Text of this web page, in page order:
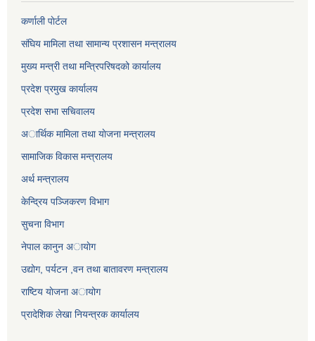
कर्णाली पाेर्टल
संघिय मामिला तथा सामान्य प्रशासन मन्त्रालय
मुख्य मन्त्री तथा मन्त्रिपरिषदको कार्यालय
प्रदेश प्रमुख कार्यालय
प्रदेश सभा सचिवालय
अार्थिक मामिला तथा याेजना मन्त्रालय
सामाजिक विकास मन्त्रालय
अर्थ मन्त्रालय
केन्द्रिय पञ्जिकरण विभाग
सुचना विभाग
नेपाल कानुन अायाेग
उद्योग, पर्यटन ,वन तथा बातावरण मन्त्रालय
राष्टिय याेजना अायोग
प्रादेशिक लेखा नियन्त्रक कार्यालय